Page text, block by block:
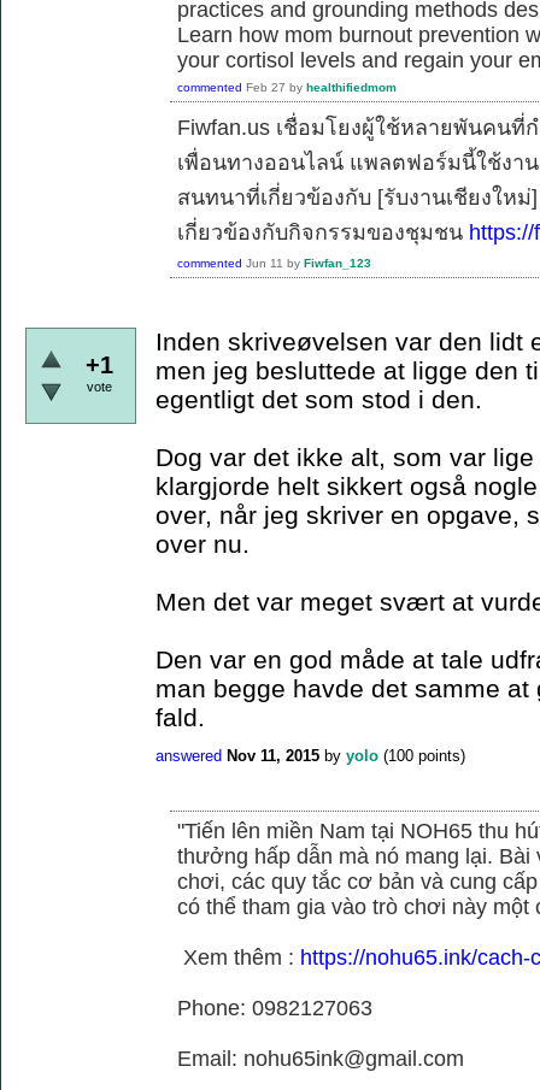
practices and grounding methods
Learn how mom burnout prevention
your cortisol levels and regain your
commented Feb 27 by healthifiedmom
Fiwfan.us เชื่อมโยงผู้ใช้หลายพันคนที่
เพื่อนทางออนไลน์ แพลตฟอร์มนี้ใช้งา
สนทนาที่เกี่ยวข้องกับ [รับงานเชียงให
เกี่ยวข้องกับกิจกรรมของชุมชน https://
commented Jun 11 by Fiwfan_123
+1
vote
Inden skriveøvelsen var den lidt
men jeg besluttede at ligge den
egentligt det som stod i den.
Dog var det ikke alt, som var
klargjorde helt sikkert også
over, når jeg skriver en opgave,
over nu.
Men det var meget svært at
Den var en god måde at tale
man begge havde det samme
fald.
answered Nov 11, 2015 by yolo (100 points)
"Tiến lên miền Nam tại NOH65 thu
thưởng hấp dẫn mà nó mang lại. Bài
chơi, các quy tắc cơ bản và cung
có thể tham gia vào trò chơi này một
Xem thêm : https://nohu65.ink/
Phone: 0982127063
Email: nohu65ink@gmail.com